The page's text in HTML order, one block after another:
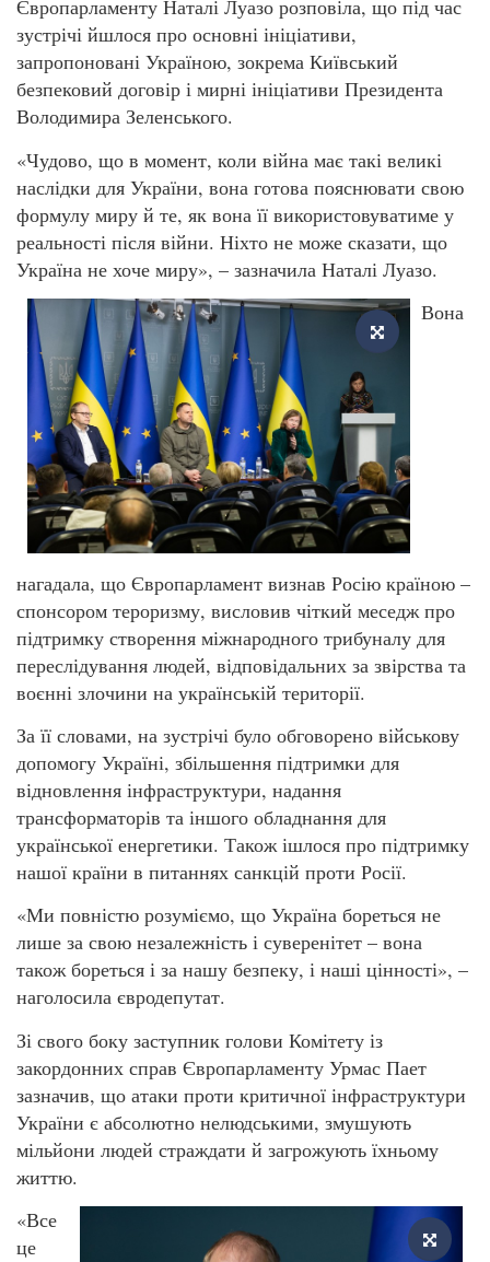
Європарламенту Наталі Луазо розповіла, що під час
зустрічі йшлося про основні ініціативи,
запропоновані Україною, зокрема Київський
безпековий договір і мирні ініціативи Президента
Володимира Зеленського.
«Чудово, що в момент, коли війна має такі великі
наслідки для України, вона готова пояснювати свою
формулу миру й те, як вона її використовуватиме у
реальності після війни. Ніхто не може сказати, що
Україна не хоче миру», – зазначила Наталі Луазо.
Вона
нагадала, що Європарламент визнав Росію країною –
спонсором тероризму, висловив чіткий меседж про
підтримку створення міжнародного трибуналу для
переслідування людей, відповідальних за звірства та
воєнні злочини на українській території.
За її словами, на зустрічі було обговорено військову
допомогу Україні, збільшення підтримки для
відновлення інфраструктури, надання
трансформаторів та іншого обладнання для
української енергетики. Також ішлося про підтримку
нашої країни в питаннях санкцій проти Росії.
«Ми повністю розуміємо, що Україна бореться не
лише за свою незалежність і суверенітет – вона
також бореться і за нашу безпеку, і наші цінності», –
наголосила євродепутат.
Зі свого боку заступник голови Комітету із
закордонних справ Європарламенту Урмас Пает
зазначив, що атаки проти критичної інфраструктури
України є абсолютно нелюдськими, змушують
мільйони людей страждати й загрожують їхньому
життю.
«Все
це